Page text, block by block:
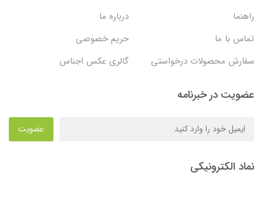
راهنما
درباره ما
تماس با ما
حریم خصوصی
سفارش محصولات درخواستی
گالری عکس اجناس
عضویت در خبرنامه
عضویت
نماد الکترونیکی